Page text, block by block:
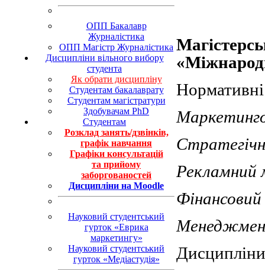
ОПП Бакалавр
Журналістика
ОПП Магістр Журналістика
Дисципліни вільного вибору
студента
Як обрати дисципліну
Студентам бакалаврату
Студентам магістратури
Здобувачам PhD
Студентам
Розклад занять/дзвінків,
графік навчання
Графіки консультацій
та прийому
заборгованостей
Дисципліни на Moodle
Науковий студентський
гурток «Еврика
маркетингу»
Науковий студентський
гурток «Медіастудія»
Дисципліни